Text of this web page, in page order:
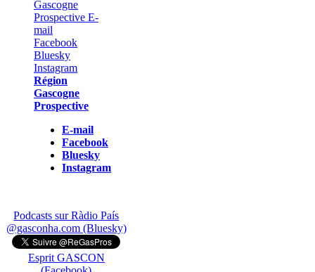
Région
Gascogne
Prospective
E-mail
Facebook
Bluesky
Instagram
Podcasts sur Ràdio País
@gasconha.com (Bluesky)
Esprit GASCON